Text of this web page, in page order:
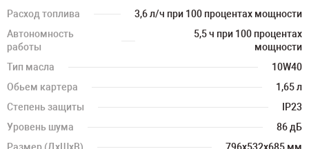
Расход топлива
3,6 л/ч при 100 процентах мощности
Автономность
работы
5,5 ч при 100 процентах
мощности
Тип масла
10W40
Обьем картера
1,65 л
Степень защиты
IP23
Уровень шума
86 дБ